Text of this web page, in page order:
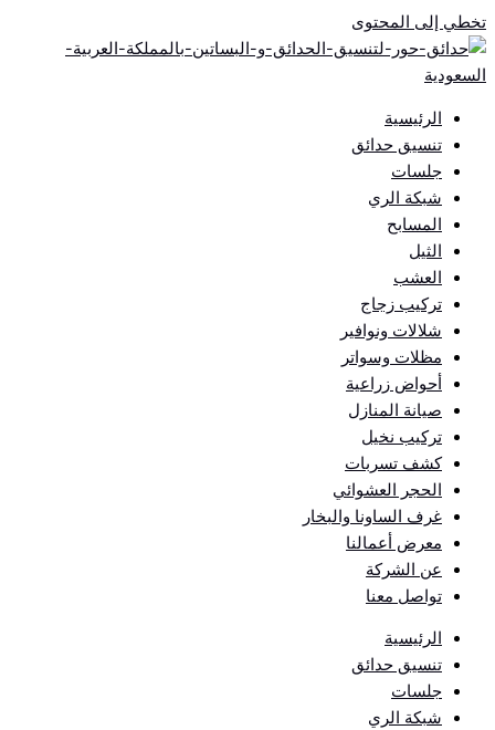
تخطي إلى المحتوى
الرئيسية
تنسيق حدائق
جلسات
شبكة الري
المسابح
الثيل
العشب
تركيب زجاج
شلالات ونوافير
مظلات وسواتر
أحواض زراعية
صيانة المنازل
تركيب نخيل
كشف تسربات
الحجر العشوائي
غرف الساونا والبخار
معرض أعمالنا
عن الشركة
تواصل معنا
الرئيسية
تنسيق حدائق
جلسات
شبكة الري